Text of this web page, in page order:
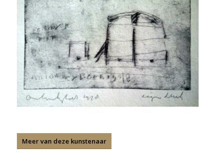
Meer van deze kunstenaar